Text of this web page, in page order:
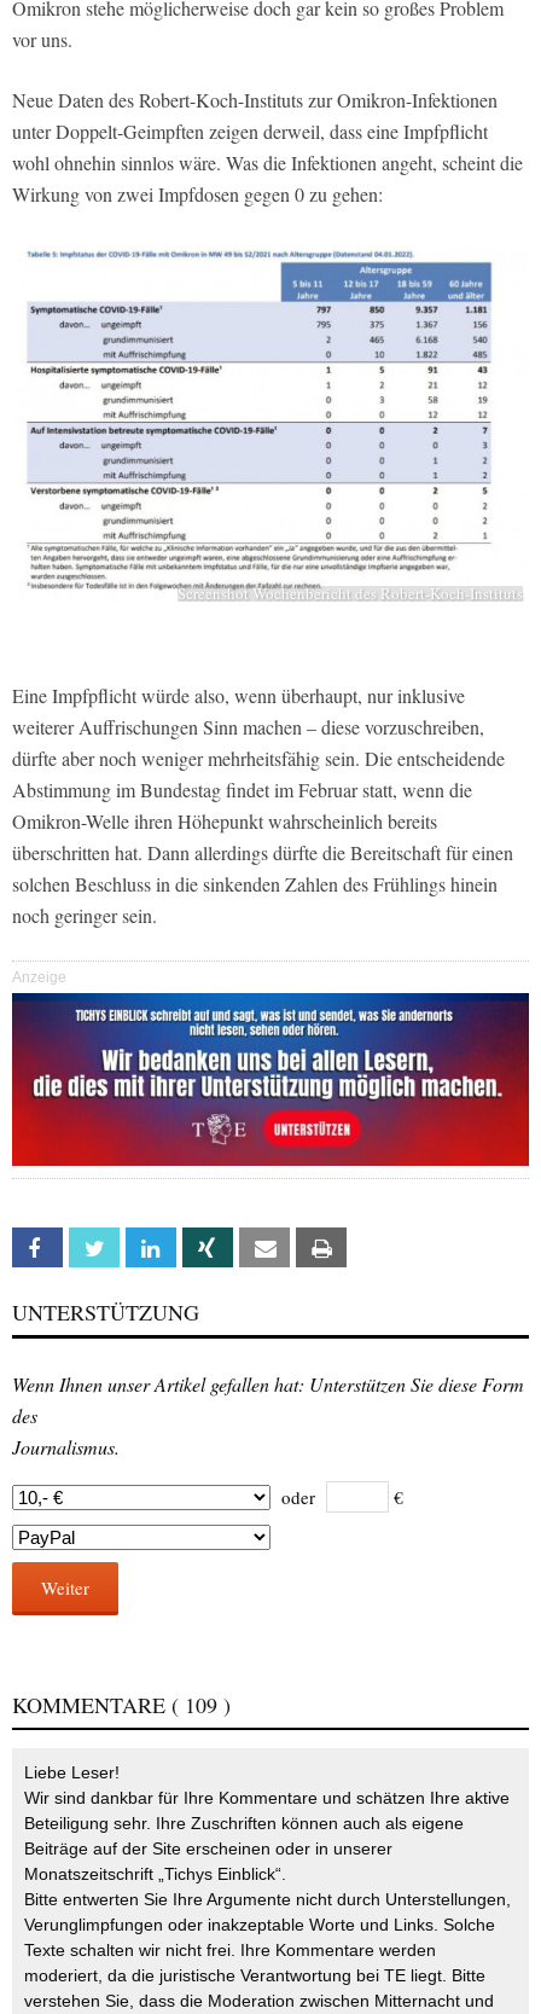
Omikron stehe möglicherweise doch gar kein so großes Problem
vor uns.
Neue Daten des Robert-Koch-Instituts zur Omikron-Infektionen
unter Doppelt-Geimpften zeigen derweil, dass eine Impfpflicht
wohl ohnehin sinnlos wäre. Was die Infektionen angeht, scheint die
Wirkung von zwei Impfdosen gegen 0 zu gehen:
Screenshot Wochenbericht des Robert-Koch-Instituts
Eine Impfpflicht würde also, wenn überhaupt, nur inklusive
weiterer Auffrischungen Sinn machen – diese vorzuschreiben,
dürfte aber noch weniger mehrheitsfähig sein. Die entscheidende
Abstimmung im Bundestag findet im Februar statt, wenn die
Omikron-Welle ihren Höhepunkt wahrscheinlich bereits
überschritten hat. Dann allerdings dürfte die Bereitschaft für einen
solchen Beschluss in die sinkenden Zahlen des Frühlings hinein
noch geringer sein.
Anzeige
Facebook Twitter Linkedin Xing Email
UNTERSTÜTZUNG
Wenn Ihnen unser Artikel gefallen hat: Unterstützen Sie diese Form
des
Journalismus.
oder €
Weiter
KOMMENTARE ( 109 )
Liebe Leser!
Wir sind dankbar für Ihre Kommentare und schätzen Ihre aktive
Beteiligung sehr. Ihre Zuschriften können auch als eigene
Beiträge auf der Site erscheinen oder in unserer
Monatszeitschrift „Tichys Einblick“.
Bitte entwerten Sie Ihre Argumente nicht durch Unterstellungen,
Verunglimpfungen oder inakzeptable Worte und Links. Solche
Texte schalten wir nicht frei. Ihre Kommentare werden
moderiert, da die juristische Verantwortung bei TE liegt. Bitte
verstehen Sie, dass die Moderation zwischen Mitternacht und